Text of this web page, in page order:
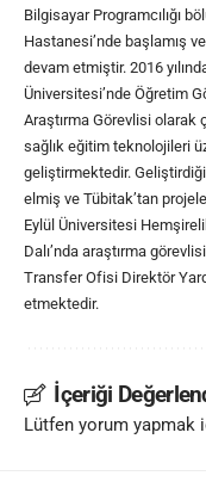
Bilgisayar Programcılığı
Hastanesi’nde başlamış
devam etmiştir. 2016
Üniversitesi’nde Öğretim
Araştırma Görevlisi olarak
sağlık eğitim teknolojileri
geliştirmektedir.
elmiş ve Tübitak’tan
Eylül Üniversitesi
Dalı’nda araştırma
Transfer Ofisi Direktör
etmektedir.
İçeriği
Lütfen yorum yapmak